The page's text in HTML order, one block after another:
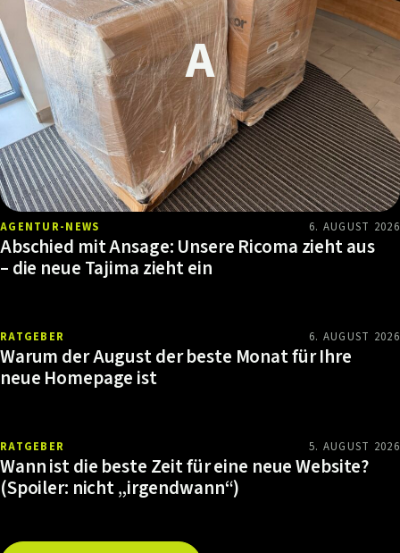
AGENTUR-NEWS 6. AUGUST 2026
Abschied mit Ansage: Unsere Ricoma zieht aus
– die neue Tajima zieht ein
RATGEBER 6. AUGUST 2026
Warum der August der beste Monat für Ihre
neue Homepage ist
RATGEBER 5. AUGUST 2026
Wann ist die beste Zeit für eine neue Website?
(Spoiler: nicht „irgendwann“)